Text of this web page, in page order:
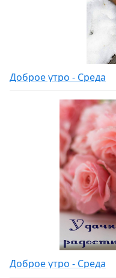
Доброе утро - Среда
Доброе утро - Среда